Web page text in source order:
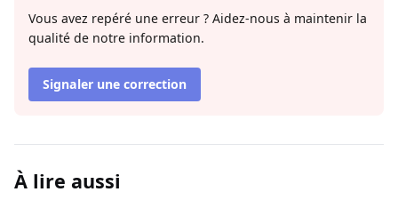
Vous avez repéré une erreur ? Aidez-nous à maintenir la
qualité de notre information.
Signaler une correction
À lire aussi